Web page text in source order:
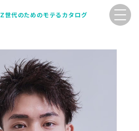
Z世代のためのモテるカタログ